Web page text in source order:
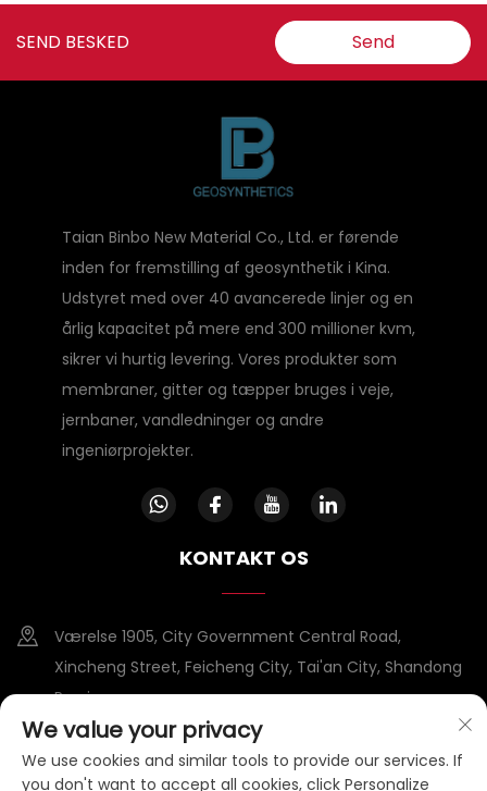
SEND BESKED Send
Taian Binbo New Material Co., Ltd. er førende
inden for fremstilling af geosynthetik i Kina.
Udstyret med over 40 avancerede linjer og en
årlig kapacitet på mere end 300 millioner kvm,
sikrer vi hurtig levering. Vores produkter som
membraner, gitter og tæpper bruges i veje,
jernbaner, vandledninger og andre
ingeniørprojekter.
KONTAKT OS
Værelse 1905, City Government Central Road,
Xincheng Street, Feicheng City, Tai'an City, Shandong
Province
+86-15953807388
We value your privacy
We use cookies and similar tools to provide our services. If
you don't want to accept all cookies, click Personalize